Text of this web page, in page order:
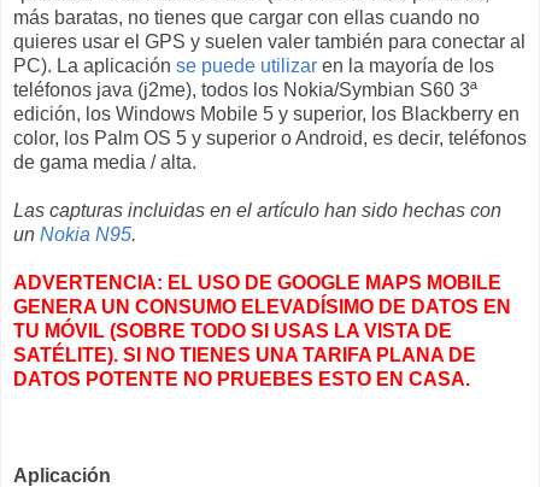
más baratas, no tienes que cargar con ellas cuando no
quieres usar el GPS y suelen valer también para conectar al
PC). La aplicación se puede utilizar en la mayoría de los
teléfonos java (j2me), todos los Nokia/Symbian S60 3ª
edición, los Windows Mobile 5 y superior, los Blackberry en
color, los Palm OS 5 y superior o Android, es decir, teléfonos
de gama media / alta.
Las capturas incluidas en el artículo han sido hechas con
un Nokia N95.
ADVERTENCIA: EL USO DE GOOGLE MAPS MOBILE
GENERA UN CONSUMO ELEVADÍSIMO DE DATOS EN
TU MÓVIL (SOBRE TODO SI USAS LA VISTA DE
SATÉLITE). SI NO TIENES UNA TARIFA PLANA DE
DATOS POTENTE NO PRUEBES ESTO EN CASA.
Aplicación